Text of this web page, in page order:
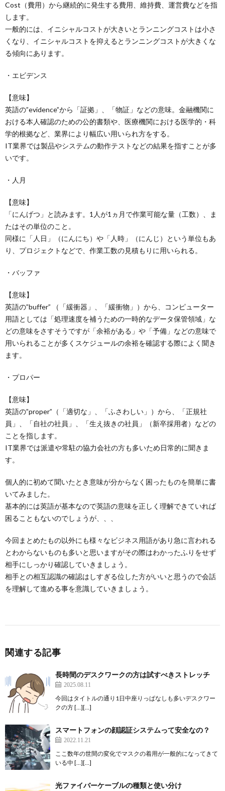
Cost（費用）から継続的に発生する費用、維持費、運営費などを指
します。
一般的には、イニシャルコストが大きいとランニングコストは小さ
くなり、イニシャルコストを抑えるとランニングコストが大きくな
る傾向にあります。
・エビデンス
【意味】
英語の”evidence”から「証拠」、「物証」などの意味。金融機関に
おける本人確認のための公的書類や、医療機関における医学的・科
学的根拠など、業界により幅広い用いられ方をする。
IT業界では製品やシステムの動作テストなどの結果を指すことが多
いです。
・人月
【意味】
「にんげつ」と読みます。1人が1ヵ月で作業可能な量（工数）、ま
たはその単位のこと。
同様に「人日」（にんにち）や「人時」（にんじ）という単位もあ
り、プロジェクトなどで、作業工数の見積もりに用いられる。
・バッファ
【意味】
英語の”buffer” （「緩衝器」、「緩衝物」）から、コンピューター
用語としては「処理速度を補うための一時的なデータ保管領域」な
どの意味をさすそうですが「余裕がある」や「予備」などの意味で
用いられることが多くスケジュールの余裕を確認する際によく聞き
ます。
・プロパー
【意味】
英語の”proper”（「適切な」、「ふさわしい」）から、「正規社
員」、「自社の社員」、「生え抜きの社員」（新卒採用者）などの
ことを指します。
IT業界では派遣や常駐の協力会社の方も多いため日常的に聞きま
す。
個人的に初めて聞いたとき意味が分からなく困ったものを簡単に書
いてみました。
基本的には英語が基本なので英語の意味を正しく理解できていれば
困ることもないのでしょうが、、、
今回まとめたもの以外にも様々なビジネス用語があり急に言われる
とわからないものも多いと思いますがその際はわかったふりをせず
相手にしっかり確認していきましょう。
相手との相互認識の確認はしすぎる位した方がいいと思うので会話
を理解して進める事を意識していきましょう。
関連する記事
長時間のデスクワークの方は試すべきストレッチ
2025.08.11
今回はタイトルの通り1日中座りっぱなしも多いデスクワー
クの方 […][…]
スマートフォンの顔認証システムって安全なの？
2022.11.21
ここ数年の世間の変化でマスクの着用が一般的になってきて
いる中 […][…]
光ファイバーケーブルの種類と使い分け